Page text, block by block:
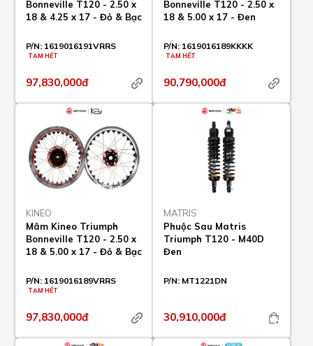
Bonneville T120 - 2.50 x
18 & 4.25 x 17 - Đỏ & Bạc
P/N: 1619016191VRRS
TẠM HẾT
97,830,000đ
Bonneville T120 - 2.50 x
18 & 5.00 x 17 - Đen
P/N: 1619016189KKKK
TẠM HẾT
90,790,000đ
KINEO
Mâm Kineo Triumph
Bonneville T120 - 2.50 x
18 & 5.00 x 17 - Đỏ & Bạc
P/N: 1619016189VRRS
TẠM HẾT
97,830,000đ
MATRIS
Phuộc Sau Matris
Triumph T120 - M40D
Đen
P/N: MT1221DN
30,910,000đ